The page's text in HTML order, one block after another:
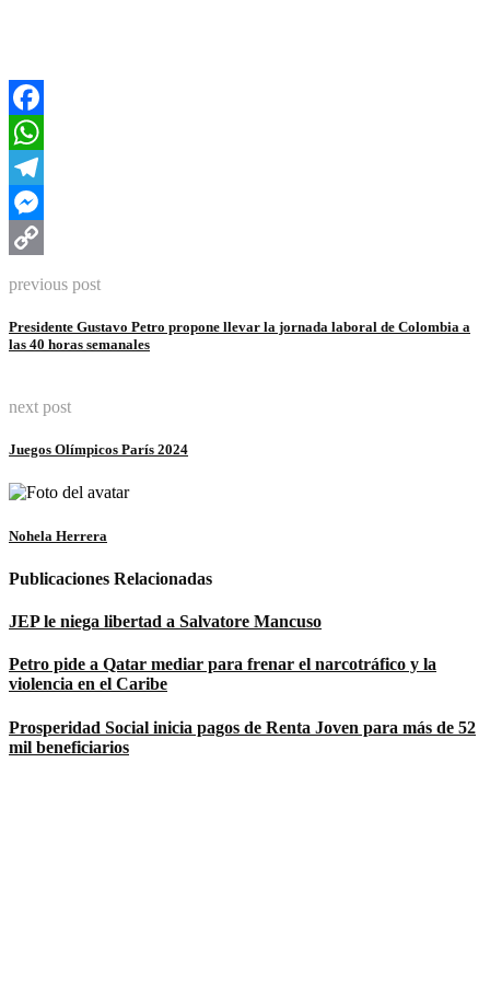
Facebook
WhatsApp
Telegram
Messenger
previous post
Presidente Gustavo Petro propone llevar la jornada laboral de Colombia a
las 40 horas semanales
next post
Juegos Olímpicos París 2024
Nohela Herrera
Publicaciones Relacionadas
JEP le niega libertad a Salvatore Mancuso
Petro pide a Qatar mediar para frenar el narcotráfico y la
violencia en el Caribe
Prosperidad Social inicia pagos de Renta Joven para más de 52
mil beneficiarios